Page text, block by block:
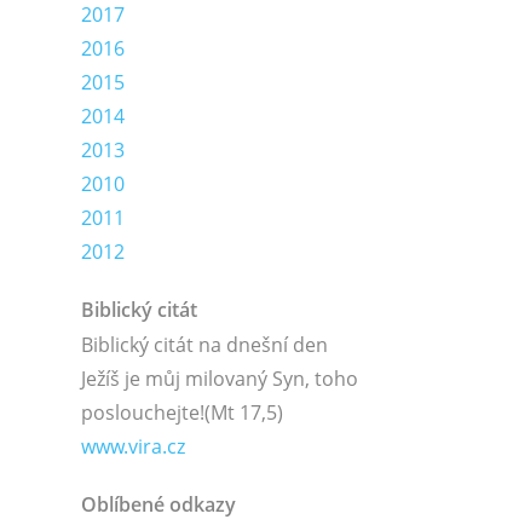
2017
2016
2015
2014
2013
2010
2011
2012
Biblický citát
Biblický citát na dnešní den
Ježíš je můj milovaný Syn, toho
poslouchejte!(Mt 17,5)
www.vira.cz
Oblíbené odkazy